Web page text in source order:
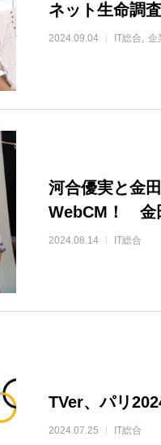
ネット生命調査
2024.09.04 IT総合 企
河合優実と金
WebCM！ 金
2024.08.14 IT総合
TVer、パリ
2024.07.25 IT総合